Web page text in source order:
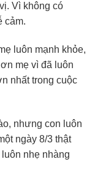
Vì không có
cảm.
luôn mạnh khỏe,
mẹ vì đã luôn
nhất trong cuộc
nhưng con luôn
ngày 8/3 thật
nhẹ nhàng